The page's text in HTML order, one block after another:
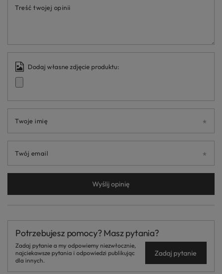
Treść twojej opinii
Dodaj własne zdjęcie produktu:
Twoje imię
Twój email
Wyślij opinię
Potrzebujesz pomocy? Masz pytania?
Zadaj pytanie a my odpowiemy niezwłocznie,
najciekawsze pytania i odpowiedzi publikując
dla innych.
Zadaj pytanie